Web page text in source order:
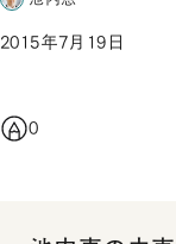
2015年7月19日
0